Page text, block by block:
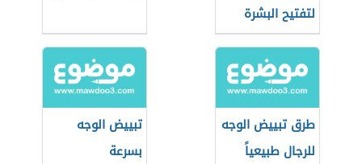
لتفتيح البشرة
طرق تبييض الوجه
للرجال طبيعياً
تبييض الوجه
بسرعة